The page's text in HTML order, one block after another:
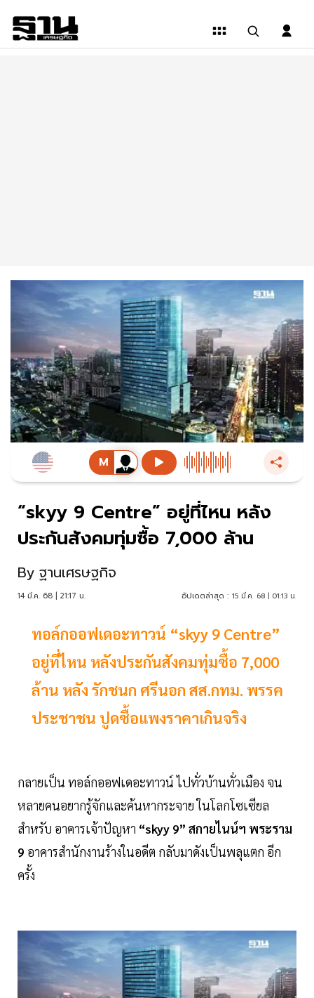
“skyy 9 Centre” อยู่ที่ไหน หลัง
ประกันสังคมทุ่มซื้อ 7,000 ล้าน
By ฐานเศรษฐกิจ
14 มี.ค. 68 | 21:17 น. อัปเดตล่าสุด : 15 มี.ค. 68 | 01:13 น.
ทอล์กออฟเดอะทาวน์ “skyy 9 Centre”
อยู่ที่ไหน หลังประกันสังคมทุ่มซื้อ 7,000
ล้าน หลัง รักชนก ศรีนอก สส.กทม. พรรค
ประชาชน ปูดซื้อแพงราคาเกินจริง
กลายเป็น ทอล์กออฟเดอะทาวน์ ไปทั่วบ้านทั่วเมือง จน
หลายคนอยากรู้จักและค้นหากระจาย ในโลกโซเซียล
สำหรับ อาคารเจ้าปัญหา “skyy 9” สกายไนน์ฯ พระราม
9 อาคารสำนักงานร้างในอดีต กลับมาดังเป็นพลุแตก อีก
ครั้ง